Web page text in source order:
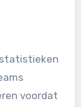
voordat